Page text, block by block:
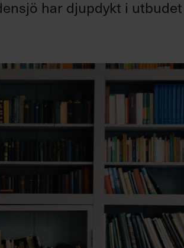
har djupdykt i utbudet